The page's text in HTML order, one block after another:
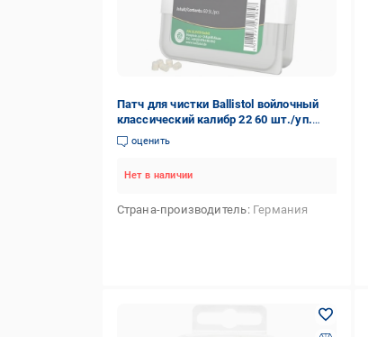
Патч для чистки Ballistol войлочный
классический калибр 22 60 шт./уп.
(71311)
оценить
Нет в наличии
Страна-производитель Германия